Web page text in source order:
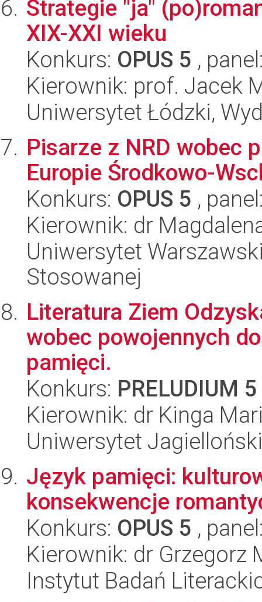
Strategie "ja"
XIX-XXI wieku
Konkurs: OPUS 5 ,
Kierownik: prof. Jacek
Uniwersytet Łódzki,
Pisarze z NRD wobec
Europie Środkowo-
Konkurs: OPUS 5 ,
Kierownik: dr
Uniwersytet
Stosowanej
Literatura Ziem
wobec powojennych
pamięci.
Konkurs: PRELUDIUM 5
Kierownik: dr Kinga
Uniwersytet
Język pamięci:
konsekwencje
Konkurs: OPUS 5 ,
Kierownik: dr Grzegorz
Instytut Badań